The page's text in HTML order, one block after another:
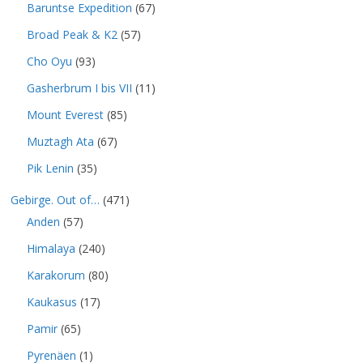
Baruntse Expedition (67)
Broad Peak & K2 (57)
Cho Oyu (93)
Gasherbrum I bis VII (11)
Mount Everest (85)
Muztagh Ata (67)
Pik Lenin (35)
Gebirge. Out of… (471)
Anden (57)
Himalaya (240)
Karakorum (80)
Kaukasus (17)
Pamir (65)
Pyrenäen (1)